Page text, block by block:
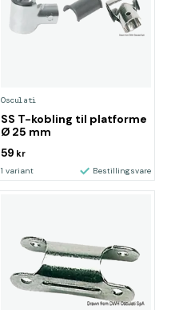
Osculati
SS T-kobling til platforme
Ø 25 mm
59 kr
1 variant Bestillingsvare